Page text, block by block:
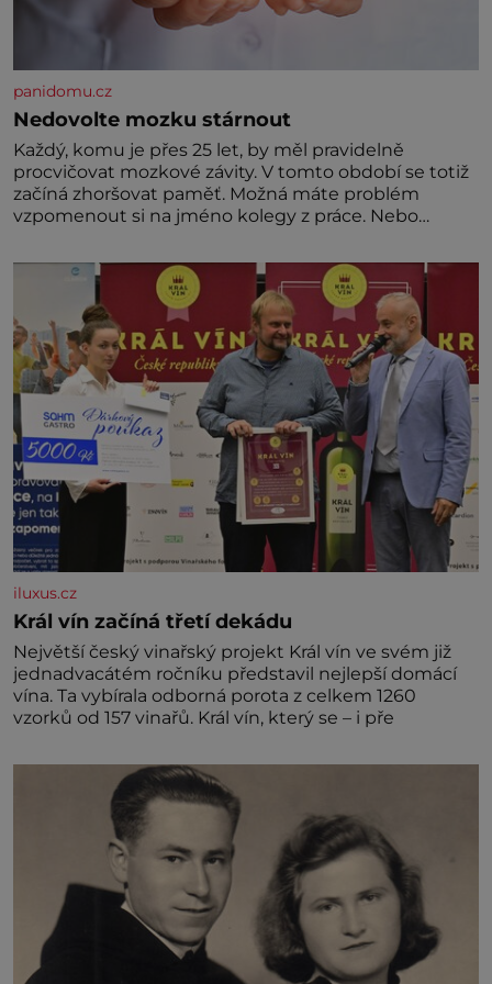
panidomu.cz
Nedovolte mozku stárnout
Každý, komu je přes 25 let, by měl pravidelně
procvičovat mozkové závity. V tomto období se totiž
začíná zhoršovat paměť. Možná máte problém
vzpomenout si na jméno kolegy z práce. Nebo
nedávno přečetli. Je to opravdu tak, s věkem jako
kdyby se paměť rozhodla stávkovat. Cvičte
iluxus.cz
Král vín začíná třetí dekádu
Největší český vinařský projekt Král vín ve svém již
jednadvacátém ročníku představil nejlepší domácí
vína. Ta vybírala odborná porota z celkem 1260
vzorků od 157 vinařů. Král vín, který se – i pře